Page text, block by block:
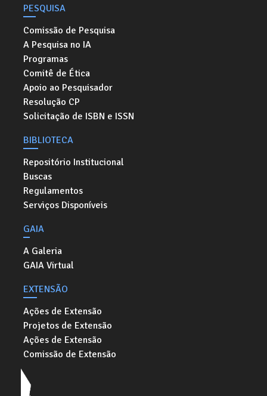
PESQUISA
Comissão de Pesquisa
A Pesquisa no IA
Programas
Comitê de Ética
Apoio ao Pesquisador
Resolução CP
Solicitação de ISBN e ISSN
BIBLIOTECA
Repositório Institucional
Buscas
Regulamentos
Serviços Disponíveis
GAIA
A Galeria
GAIA Virtual
EXTENSÃO
Ações de Extensão
Projetos de Extensão
Ações de Extensão
Comissão de Extensão